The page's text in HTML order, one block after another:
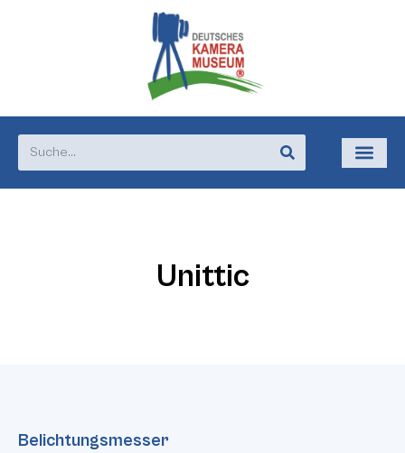
Unittic
Belichtungsmesser